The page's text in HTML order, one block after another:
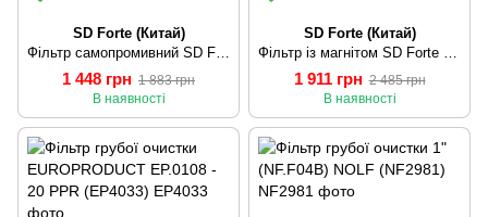
SD Forte (Китай)
1 448 грн 1 883 грн
В наявності
SD Forte (Китай)
1 911 грн 2 485 грн
В наявності